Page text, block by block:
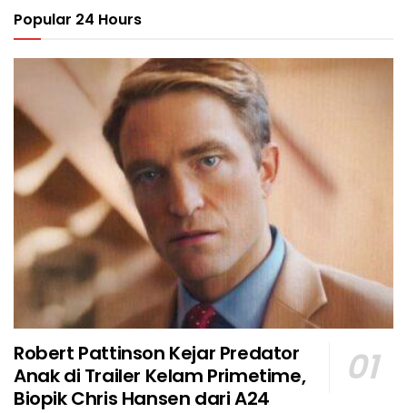
Popular 24 Hours
Robert Pattinson Kejar Predator
Anak di Trailer Kelam Primetime,
Biopik Chris Hansen dari A24